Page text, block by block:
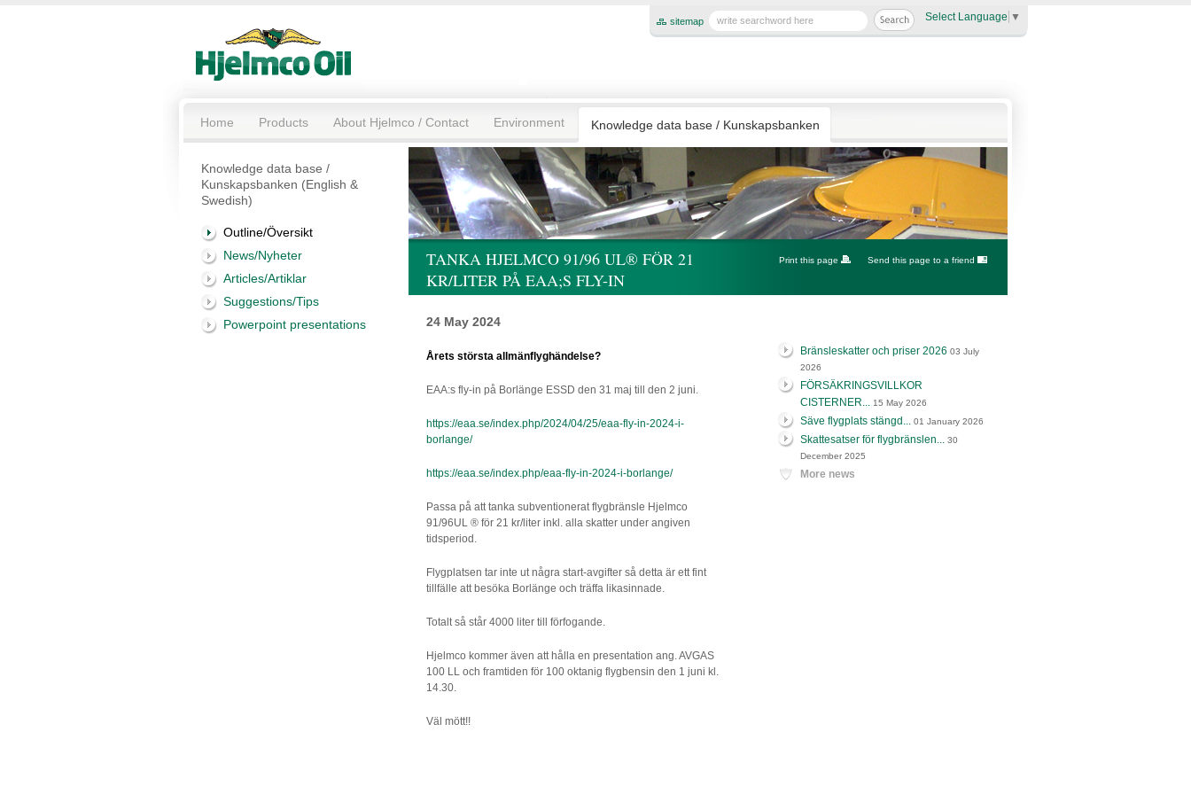
sitemap Select Language ▼
Home Products About Hjelmco / Contact Environment Knowledge data base / Kunskapsbanken
Knowledge data base /
Kunskapsbanken (English &
Swedish)
Outline/Översikt
News/Nyheter
Articles/Artiklar
Suggestions/Tips
Powerpoint presentations
TANKA HJELMCO 91/96 UL® FÖR 21
KR/LITER PÅ EAA;S FLY-IN
Print this page Send this page to a friend
24 May 2024
Årets största allmänflyghändelse?
EAA:s fly-in på Borlänge ESSD den 31 maj till den 2 juni.
https://eaa.se/index.php/2024/04/25/eaa-fly-in-2024-i-
borlange/
https://eaa.se/index.php/eaa-fly-in-2024-i-borlange/
Passa på att tanka subventionerat flygbränsle Hjelmco
91/96UL ® för 21 kr/liter inkl. alla skatter under angiven
tidsperiod.
Flygplatsen tar inte ut några start-avgifter så detta är ett fint
tillfälle att besöka Borlänge och träffa likasinnade.
Totalt så står 4000 liter till förfogande.
Hjelmco kommer även att hålla en presentation ang. AVGAS
100 LL och framtiden för 100 oktanig flygbensin den 1 juni kl.
14.30.
Väl mött!!
Bränsleskatter och priser 2026 03 July
2026
FÖRSÄKRINGSVILLKOR
CISTERNER... 15 May 2026
Säve flygplats stängd... 01 January 2026
Skattesatser för flygbränslen... 30
December 2025
More news